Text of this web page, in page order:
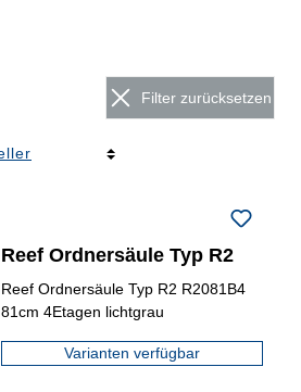
Filter zurücksetzen
Reef Ordnersäule Typ R2
Reef Ordnersäule Typ R2 R2081B4
81cm 4Etagen lichtgrau
Varianten verfügbar